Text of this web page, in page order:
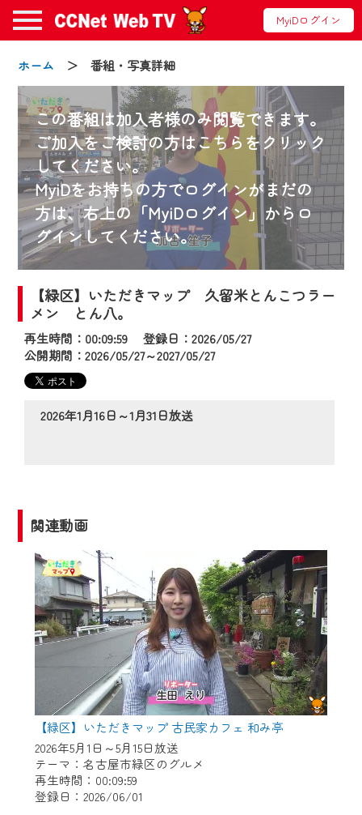
MyiDログイン
ホーム ＞ 番組・写真詳細
この番組は加入者様のみ閲覧できます。
ご加入をご検討の方はこちらをクリック
してください。
MyiDをお持ちの方でログインがまだの
方は、右上の「MyiDログイン」からロ
グインしてください。
【緑区】いただきマップ 久留米とんこつラー
メン とん八。
再生時間：00:09:59 登録日：2026/05/27
公開期間：2026/05/27～2027/05/27
2026年1月16日～1月31日放送
関連動画
【緑区】いただきマップ 古民家カフェ 和み亭
2026年5月1日～5月15日放送
テーマ：名古屋市緑区のグルメ
再生時間：00:09:59
登録日：2026/06/01
お知らせ
2024/09/02
動画配信サービス『CCNet Web TV』は2024
年9月24日からリニューアルします！
【変更点】
◆デザイン変更により、お住まいの地域
の動画コンテンツが一目瞭然。
◆当社アプリやＰＣブラウザから、いつ
でも・どこでも・外出先でも！
2024年9月24日からはご加入者様へのサー
ビス向上のため、
『CCNet Web TV』を利用いただくには、
一部コンテンツを除き、
CCNetサービスへの加入と『CCNetマイ
ページ※』へのログインが必要となりま
す。
何卒、ご理解ご了承の程よろしくお願い
いたします。
※マイページへのログインには、MyIDが必
要となります。
※MyIDとは、CCNet Web TVを含むCCNetの
各種サービスをご利用頂くためのIDです。